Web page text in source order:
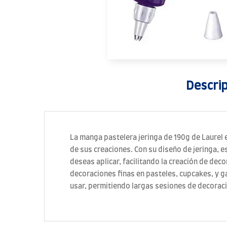
La manga pastelera jeringa de 190g de
de sus creaciones. Con su diseño de jeringa,
deseas aplicar, facilitando la creación de
decoraciones finas en pasteles, cupcakes, y
usar, permitiendo largas sesiones de